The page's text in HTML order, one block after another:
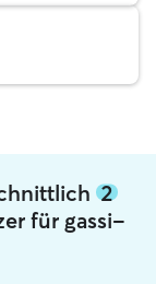
2
für gassi-